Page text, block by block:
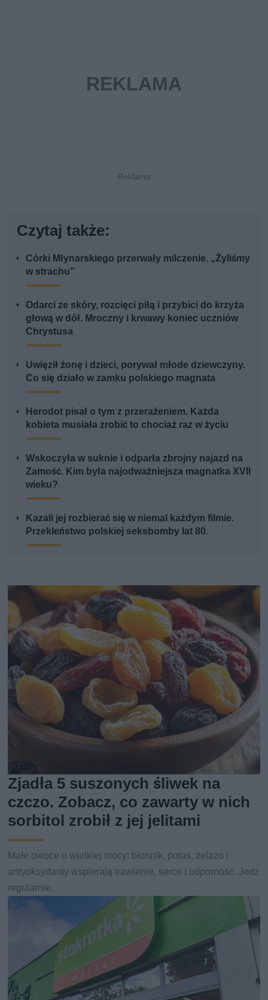
Czytaj także:
Córki Młynarskiego przerwały milczenie. „Żyliśmy
w strachu”
Odarci ze skóry, rozcięci piłą i przybici do krzyża
głową w dół. Mroczny i krwawy koniec uczniów
Chrystusa
Uwięził żonę i dzieci, porywał młode dziewczyny.
Co się działo w zamku polskiego magnata
Herodot pisał o tym z przerażeniem. Każda
kobieta musiała zrobić to chociaż raz w życiu
Wskoczyła w suknie i odparła zbrojny najazd na
Zamość. Kim była najodważniejsza magnatka XVII
wieku?
Kazali jej rozbierać się w niemal każdym filmie.
Przekleństwo polskiej seksbomby lat 80.
Zjadła 5 suszonych śliwek na
czczo. Zobacz, co zawarty w nich
sorbitol zrobił z jej jelitami
Małe owoce o wielkiej mocy: błonnik, potas, żelazo i
antyoksydanty wspierają trawienie, serce i odporność. Jedz
regularnie.